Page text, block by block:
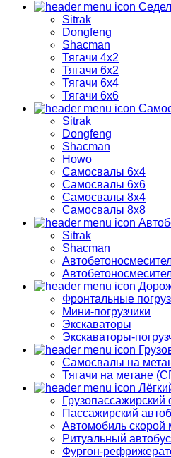
Sitrak
Dongfeng
Shacman
Тягачи 4х2
Тягачи 6х2
Тягачи 6х4
Тягачи 6х6
Sitrak
Dongfeng
Shacman
Howo
Самосвалы 6х4
Самосвалы 6х6
Самосвалы 8х4
Самосвалы 8х8
Sitrak
Shacman
Фронтальные
Мини-погрузчики
Экскаваторы
Экскаваторы-
Самосвалы на
Тягачи на метане
Грузопассажирский
Пассажирский
Автомобиль
Ритуальный автобус
Фургон-